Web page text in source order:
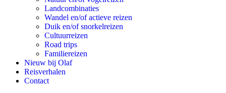
Landcombinaties
Wandel en/of actieve reizen
Duik en/of snorkelreizen
Cultuurreizen
Road trips
Familiereizen
Nieuw bij Olaf
Reisverhalen
Contact